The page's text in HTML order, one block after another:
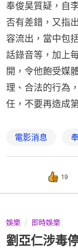
奉俊昊質疑，自
否有差錯，又指
容流出，當中包
話錄音等，加上
開，令他飽受媒
理、合法的行為
任，不要再造成
電影消息
19
娛樂 即時娛樂
劉亞仁涉毒